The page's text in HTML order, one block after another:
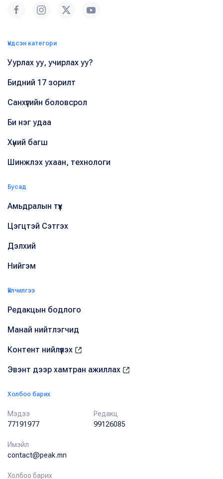
Үндсэн категори
Уурлах уу, учирлах уу?
Бидний 17 зорилт
Санхүүгийн боловсрол
Би нэг удаа
Хүний багш
Шинжлэх ухаан, технологи
Бусад
Амьдралын түүх
Цэгцтэй Сэтгэх
Дэлхий
Нийгэм
Үйлчилгээ
Редакцын бодлого
Манай нийтлэгчид
Контент нийлүүлэх
Эвэнт дээр хамтран ажиллах
Холбоо барих
Мэдээ
77191977
Редакц
99126085
Имэйл
contact@peak.mn
Холбоо барих